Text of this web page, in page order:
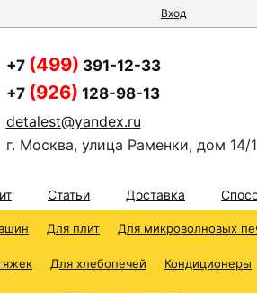
Вход
+7 (499) 391-12-33
+7 (926) 128-98-13
detalest@yandex.ru
г. Москва, улица Раменки, дом 14/1
Статьи Доставка
Для плит Для микроволновых
Для хлебопечей Кондиционеры